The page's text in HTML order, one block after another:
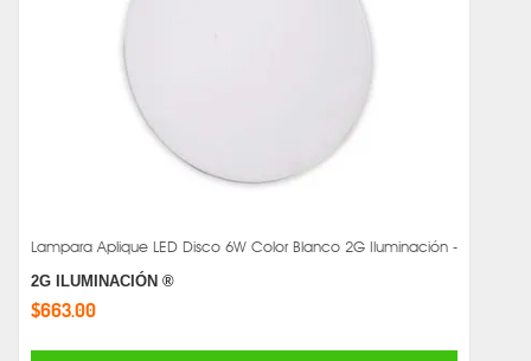
Lampara Aplique LED Disco 6W Color Blanco 2G Iluminación -
2G ILUMINACIÓN ®
$663.00